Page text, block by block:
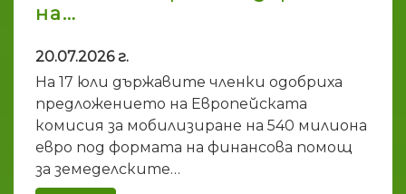
на…
20.07.2026 г.
На 17 юли държавите членки одобриха
предложението на Европейската
комисия за мобилизиране на 540 милиона
евро под формата на финансова помощ
за земеделските…